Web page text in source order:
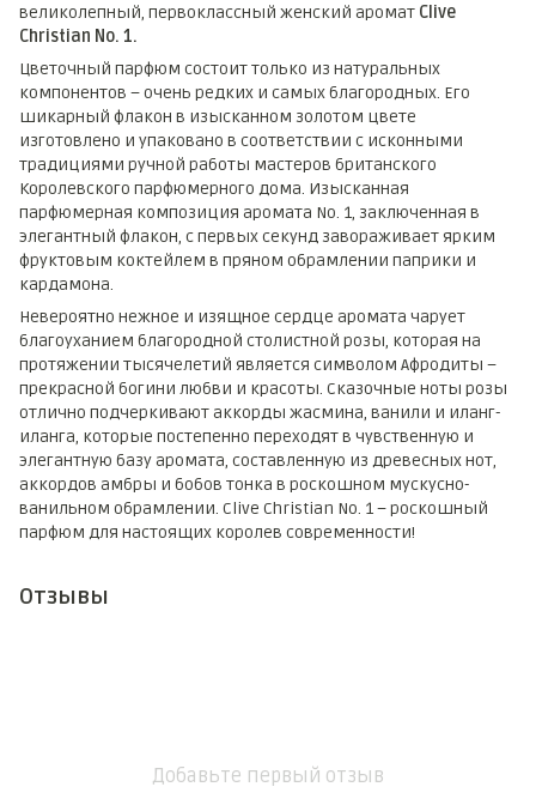
великолепный, первоклассный женский аромат Clive
Christian No. 1.
Цветочный парфюм состоит только из натуральных
компонентов – очень редких и самых благородных. Его
шикарный флакон в изысканном золотом цвете
изготовлено и упаковано в соответствии с исконными
традициями ручной работы мастеров британского
Королевского парфюмерного дома. Изысканная
парфюмерная композиция аромата No. 1, заключенная в
элегантный флакон, с первых секунд завораживает ярким
фруктовым коктейлем в пряном обрамлении паприки и
кардамона.
Невероятно нежное и изящное сердце аромата чарует
благоуханием благородной столистной розы, которая на
протяжении тысячелетий является символом Афродиты –
прекрасной богини любви и красоты. Сказочные ноты розы
отлично подчеркивают аккорды жасмина, ванили и иланг-
иланга, которые постепенно переходят в чувственную и
элегантную базу аромата, составленную из древесных нот,
аккордов амбры и бобов тонка в роскошном мускусно-
ванильном обрамлении. Clive Christian No. 1 – роскошный
парфюм для настоящих королев современности!
Отзывы
Добавьте первый отзыв